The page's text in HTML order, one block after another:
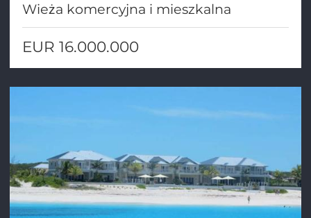
Wieża komercyjna i mieszkalna
EUR 16.000.000